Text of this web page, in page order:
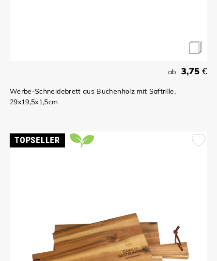
ab 3,75 €
Werbe-Schneidebrett aus Buchenholz mit Saftrille,
29x19,5x1,5cm
TOPSELLER